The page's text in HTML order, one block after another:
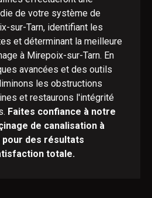
de votre système de
sur-Tarn, identifiant les
et déterminant la meilleure
à Mirepoix-sur-Tarn. En
avancées et des outils
les obstructions
et restaurons l'intégrité
Faites confiance à notre
de canalisation à
des résultats
totale.